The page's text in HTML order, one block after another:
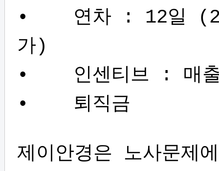
• 연차 : 12일 (2
가)
• 인센티브 : 매출
• 퇴직금
제이안경은 노사문제